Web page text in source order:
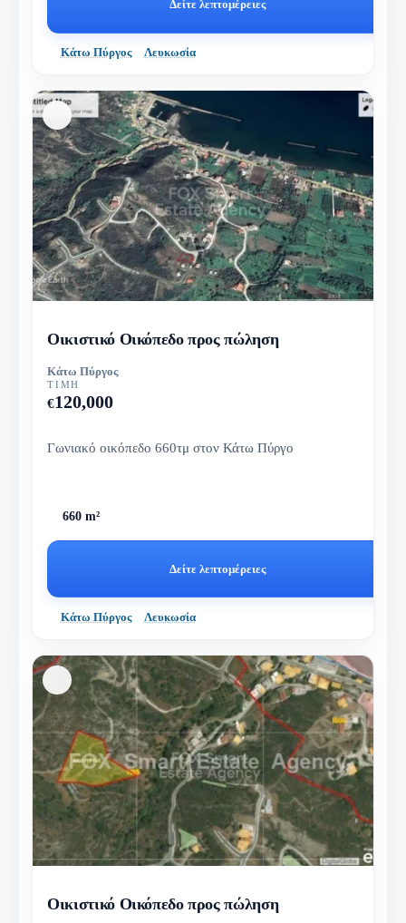
Δείτε λεπτομέρειες
Κάτω Πύργος Λευκωσία
Οικιστικό Οικόπεδο προς πώληση
Κάτω Πύργος
ΤΙΜΉ
€120,000
Γωνιακό οικόπεδο 660τμ στον Κάτω Πύργο
660 m²
Δείτε λεπτομέρειες
Κάτω Πύργος Λευκωσία
Οικιστικό Οικόπεδο προς πώληση